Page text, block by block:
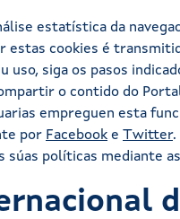
estatística da
estas cookies é
uso, siga os pasos
o contido do
empreguen esta
por Facebook e Twitter.
súas políticas mediante